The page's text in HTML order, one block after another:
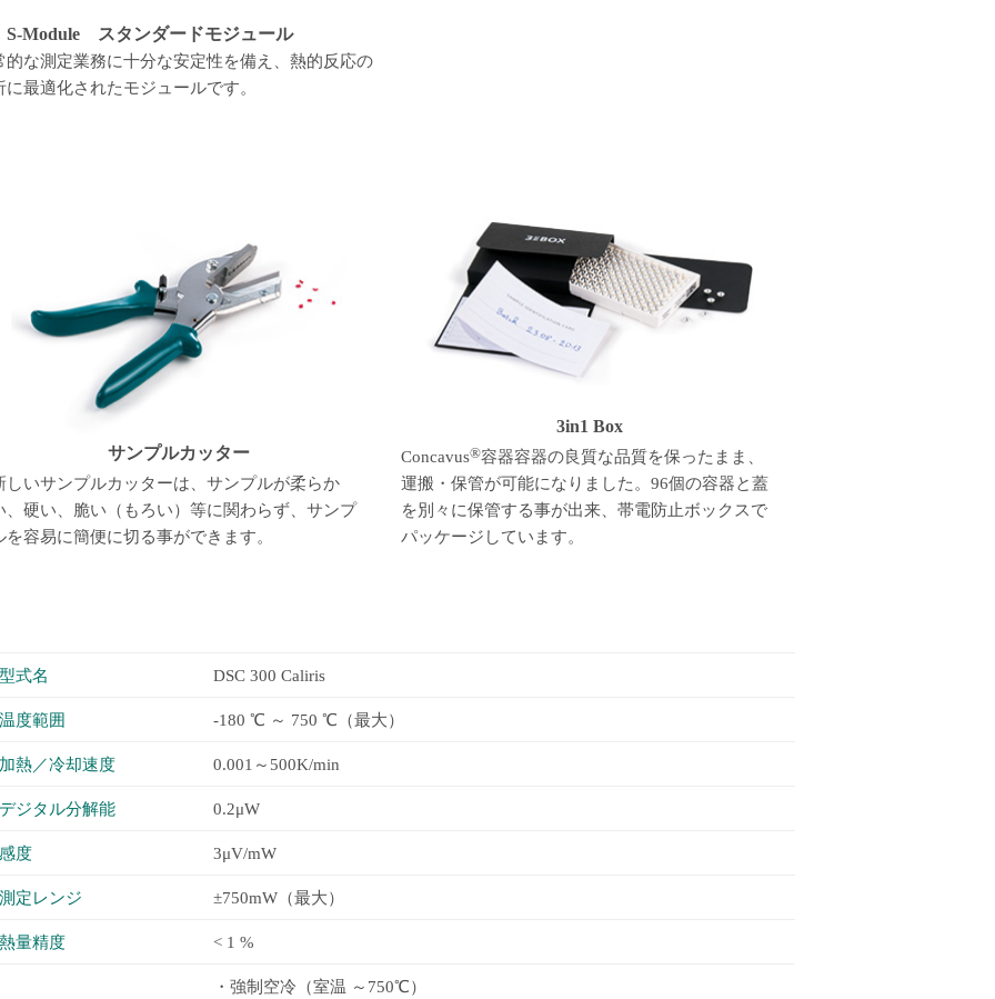
S-Module スタンダードモジュール
的な測定業務に十分な安定性を備え、熱的反応の
に最適化されたモジュールです。
サンプルカッター
しいサンプルカッターは、サンプルが柔らか
、硬い、脆い（もろい）等に関わらず、サンプ
を容易に簡便に切る事ができます。
3in1 Box
Concavus®容器容器の良質な品質を保ったまま、
運搬・保管が可能になりました。96個の容器と蓋
を別々に保管する事が出来、帯電防止ボックスで
パッケージしています。
式名 DSC 300 Caliris
度範囲 -180 ℃ ～ 750 ℃（最大）
熱／冷却速度 0.001～500K/min
ジタル分解能 0.2μW
度 3μV/mW
定レンジ ±750mW（最大）
量精度 < 1 %
・強制空冷（室温 ～750℃）